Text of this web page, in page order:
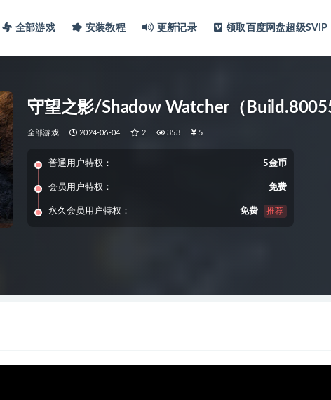
全部游戏 安装教程 更新记录 领取百度网盘超级SVIP
守望之影/Shadow Watcher（
全部游戏 2024-06-04 2 353 5
普通用户特权： 5金币
会员用户特权： 免费
永久会员用户特权： 免费 推荐